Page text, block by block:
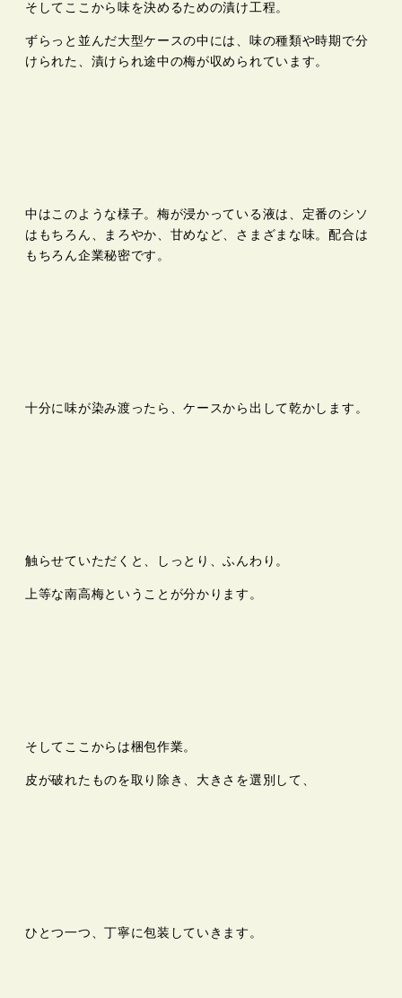
そしてここから味を決めるための漬け工程。
ずらっと並んだ大型ケースの中には、味の種類や時期で分
けられた、漬けられ途中の梅が収められています。
中はこのような様子。梅が浸かっている液は、定番のシソ
はもちろん、まろやか、甘めなど、さまざまな味。配合は
もちろん企業秘密です。
十分に味が染み渡ったら、ケースから出して乾かします。
触らせていただくと、しっとり、ふんわり。
上等な南高梅ということが分かります。
そしてここからは梱包作業。
皮が破れたものを取り除き、大きさを選別して、
ひとつ一つ、丁寧に包装していきます。